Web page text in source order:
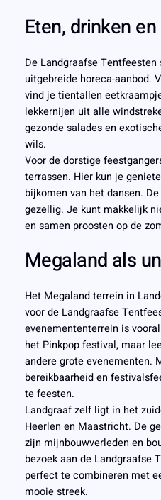
Eten, drinken
De Landgraafse Tentfeesten
uitgebreide horeca-aanbod.
vind je tientallen
lekkernijen uit alle
gezonde salades en
wils.
Voor de dorstige
terrassen. Hier kun je
bijkomen van het dansen.
gezellig. Je kunt makkelijk
en samen proosten op de
Megaland als
Het Megaland terrein in
voor de Landgraafse
evenemententerrein is
het Pinkpop festival, maar
andere grote evenementen.
bereikbaarheid en
te feesten.
Landgraaf zelf ligt in het
Heerlen en Maastricht. De
zijn mijnbouwverleden en
bezoek aan de Landgraafse
perfect te combineren met
mooie streek.